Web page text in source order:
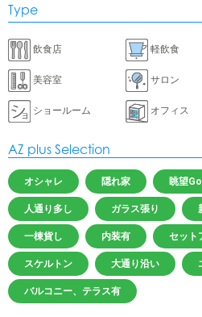
Type
飲食店 軽飲食
美容室 サロン
ショールーム オフィス
AZ plus Selection
オシャレ 隠れ家 眺望
人通り多し ガラス張り
一棟貨し 内装有 セット
スケルトン 大通り沿い
バルコニー、テラス有